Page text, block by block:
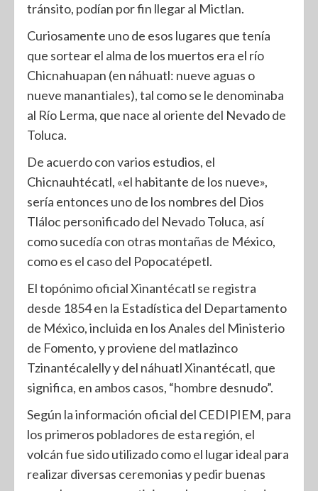
tránsito, podían por fin llegar al Mictlan.
Curiosamente uno de esos lugares que tenía
que sortear el alma de los muertos era el río
Chicnahuapan (en náhuatl: nueve aguas o
nueve manantiales), tal como se le denominaba
al Río Lerma, que nace al oriente del Nevado de
Toluca.
De acuerdo con varios estudios, el
Chicnauhtécatl, «el habitante de los nueve»,
sería entonces uno de los nombres del Dios
Tláloc personificado del Nevado Toluca, así
como sucedía con otras montañas de México,
como es el caso del Popocatépetl.
El topónimo oficial Xinantécatl se registra
desde 1854 en la Estadística del Departamento
de México, incluida en los Anales del Ministerio
de Fomento, y proviene del matlazinco
Tzinantécalelly y del náhuatl Xinantécatl, que
significa, en ambos casos, “hombre desnudo”.
Según la información oficial del CEDIPIEM, para
los primeros pobladores de esta región, el
volcán fue sido utilizado como el lugar ideal para
realizar diversas ceremonias y pedir buenas